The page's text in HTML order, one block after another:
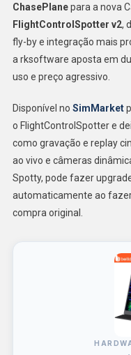
ChasePlanepara a nova
FlightControlSpotter v2,
fly-by e integração mais
a rksoftware aposta em
uso e preço agressivo.
Disponível no SimMarket
o FlightControlSpotter e
como gravação e replay
ao vivo e câmeras
Spotty, pode fazer
automaticamente ao
compra original.